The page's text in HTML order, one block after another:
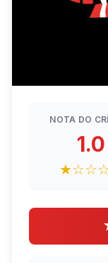
NOTA DO
1.0